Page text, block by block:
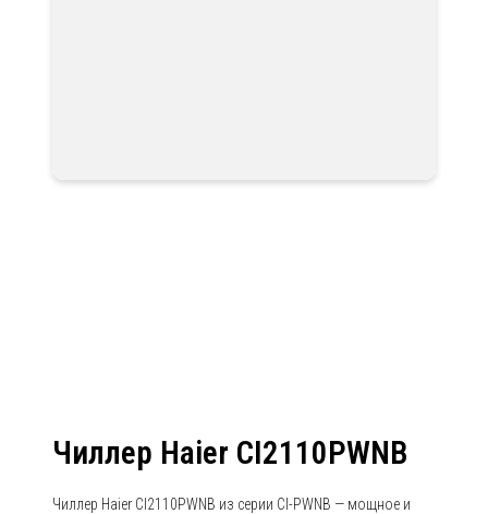
Чиллер Haier CI2110PWNB
Чиллер Haier CI2110PWNB из серии CI-PWNB — мощное и